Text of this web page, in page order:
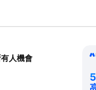
人機會